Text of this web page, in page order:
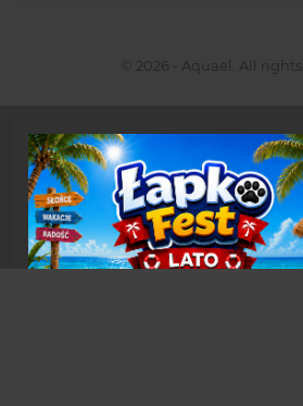
© 2026 - Aquael. All